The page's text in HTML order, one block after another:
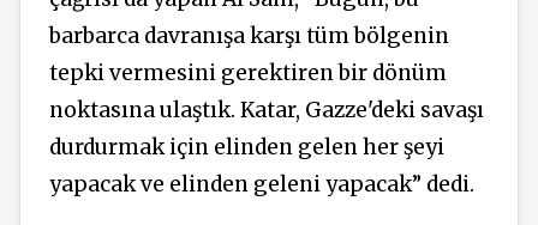
barbarca davranışa karşı tüm bölgenin
tepki vermesini gerektiren bir dönüm
noktasına ulaştık. Katar, Gazze'deki savaşı
durdurmak için elinden gelen her şeyi
yapacak ve elinden geleni yapacak” dedi.